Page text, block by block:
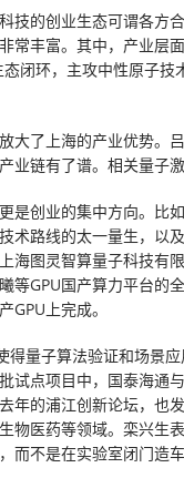
技的创业生态可谓各
常丰富。其中，产业层
闭环，主攻中性原子技
大了上海的产业优势。
业链有了谱。相关量子
是创业的集中方向。比
术路线的太一量生，以
海图灵智算量子科技有
等GPU国产算力平台的
GPU上完成。
得量子算法验证和场景
试点项目中，国泰海通
年的浦江创新论坛，也
物医药等领域。栾兴生
而不是在实验室闭门造